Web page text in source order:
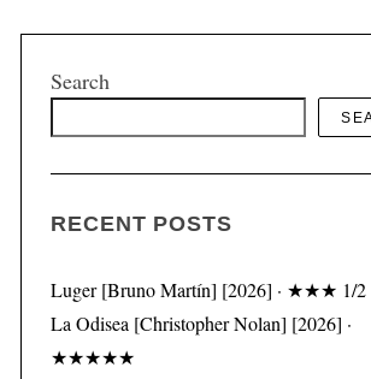
Search
RECENT POSTS
Luger [Bruno Martín] [2026] · ★★★ 1/2
La Odisea [Christopher Nolan] [2026] ·
★★★★★